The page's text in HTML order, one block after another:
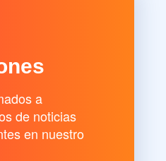
a
de noticias
en nuestro